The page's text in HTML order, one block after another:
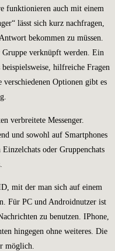
funktionieren auch mit einem
lässt sich kurz nachfragen,
bekommen zu müssen.
Gruppe verknüpft werden. Ein
hilfreiche Fragen
Optionen gibt es
verbreitete Messenger.
und sowohl auf Smartphones
oder Gruppenchats
mit der man sich auf einem
Für PC und Androidnutzer ist
zu benutzen. IPhone,
hingegen ohne weiteres. Die
möglich.